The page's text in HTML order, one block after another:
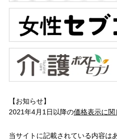
【お知らせ】
2021年4月1日以降の価格表示に関
当サイトに記載されている内容は